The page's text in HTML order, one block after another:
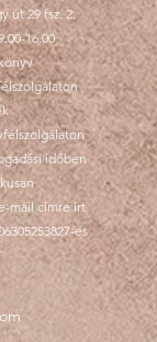
út 29 fsz. 2.
16.00
időben
mail címre írt
-es